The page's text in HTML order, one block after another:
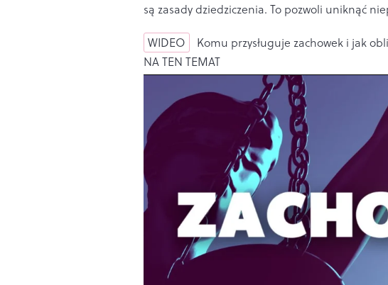
są zasady dziedziczenia. To pozwoli uniknąć
WIDEO
Komu przysługuje zachowek i jak
NA TEN TEMAT